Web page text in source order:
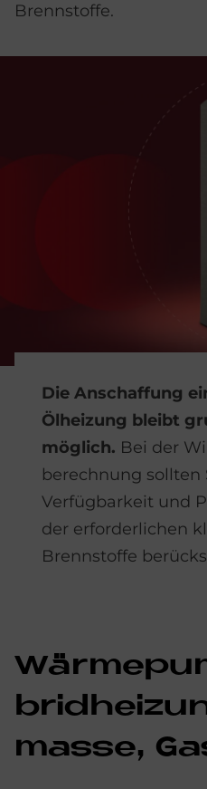
Brennstoffe.
Die Anschaffung
Ölheizung bleibt
möglich. Bei der
berech­nung sollten
Verfüg­barkeit und
der erforder­lichen
Brenn­stoffe
mas­se,